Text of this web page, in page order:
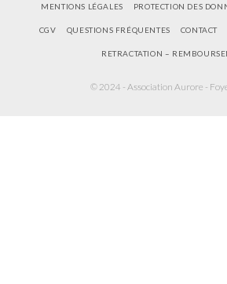
MENTIONS LÉGALES PROTECTION DES
CGV QUESTIONS FRÉQUENTES CONTACT
RETRACTATION –
© 2024 - Association Aurore -